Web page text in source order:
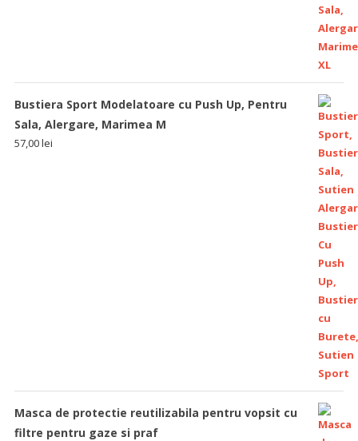
Bustiera Sport Modelatoare cu Push Up, Pentru
Sala, Alergare, Marimea M
57,00lei
Masca de protectie reutilizabila pentru vopsit cu
filtre pentru gaze si praf